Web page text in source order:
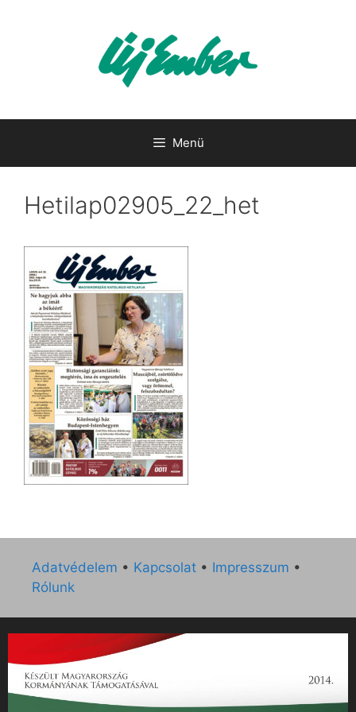
Menü
Hetilap02905_22_het
Adatvédelem • Kapcsolat • Impresszum •
Rólunk